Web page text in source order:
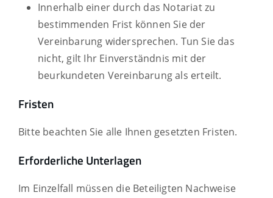
Innerhalb einer durch das Notariat zu
bestimmenden Frist können Sie der
Vereinbarung widersprechen. Tun Sie das
nicht, gilt Ihr Einverständnis mit der
beurkundeten Vereinbarung als erteilt.
Fristen
Bitte beachten Sie alle Ihnen gesetzten Fristen.
Erforderliche Unterlagen
Im Einzelfall müssen die Beteiligten Nachweise